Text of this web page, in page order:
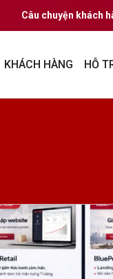
Câu chuyện khách
KHÁCH HÀNG HỖ